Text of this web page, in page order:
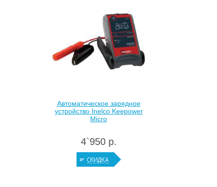
Автоматическое зарядное
устройство Inelco Keepower
Micro
4`950 р.